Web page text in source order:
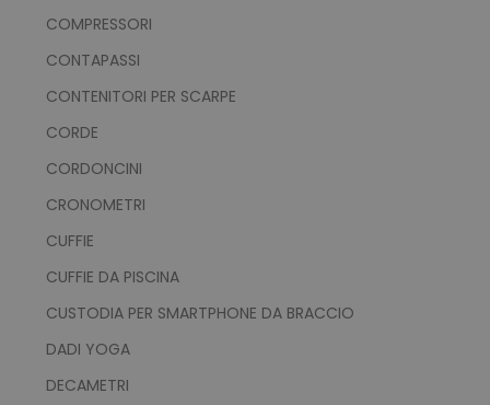
COMPRESSORI
CONTAPASSI
CONTENITORI PER SCARPE
CORDE
CORDONCINI
CRONOMETRI
CUFFIE
CUFFIE DA PISCINA
CUSTODIA PER SMARTPHONE DA BRACCIO
DADI YOGA
DECAMETRI